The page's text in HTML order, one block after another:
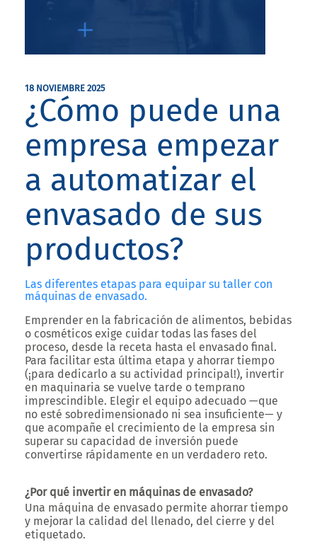
18 NOVIEMBRE 2025
¿Cómo puede una
empresa empezar
a automatizar el
envasado de sus
productos?
Las diferentes etapas para equipar su taller con
máquinas de envasado.
Emprender en la fabricación de alimentos, bebidas
o cosméticos exige cuidar todas las fases del
proceso, desde la receta hasta el envasado final.
Para facilitar esta última etapa y ahorrar tiempo
(¡para dedicarlo a su actividad principal!), invertir
en maquinaria se vuelve tarde o temprano
imprescindible. Elegir el equipo adecuado —que
no esté sobredimensionado ni sea insuficiente— y
que acompañe el crecimiento de la empresa sin
superar su capacidad de inversión puede
convertirse rápidamente en un verdadero reto.
¿Por qué invertir en máquinas de envasado?
Una máquina de envasado permite ahorrar tiempo
y mejorar la calidad del llenado, del cierre y del
etiquetado.